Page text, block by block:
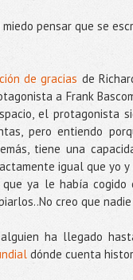
miedo pensar que se
de gracias de
a Frank
el protagonista
pero entiendo
tiene una
igual que yo
que ya le había cogido
creo que
ha llegado
dónde cuenta